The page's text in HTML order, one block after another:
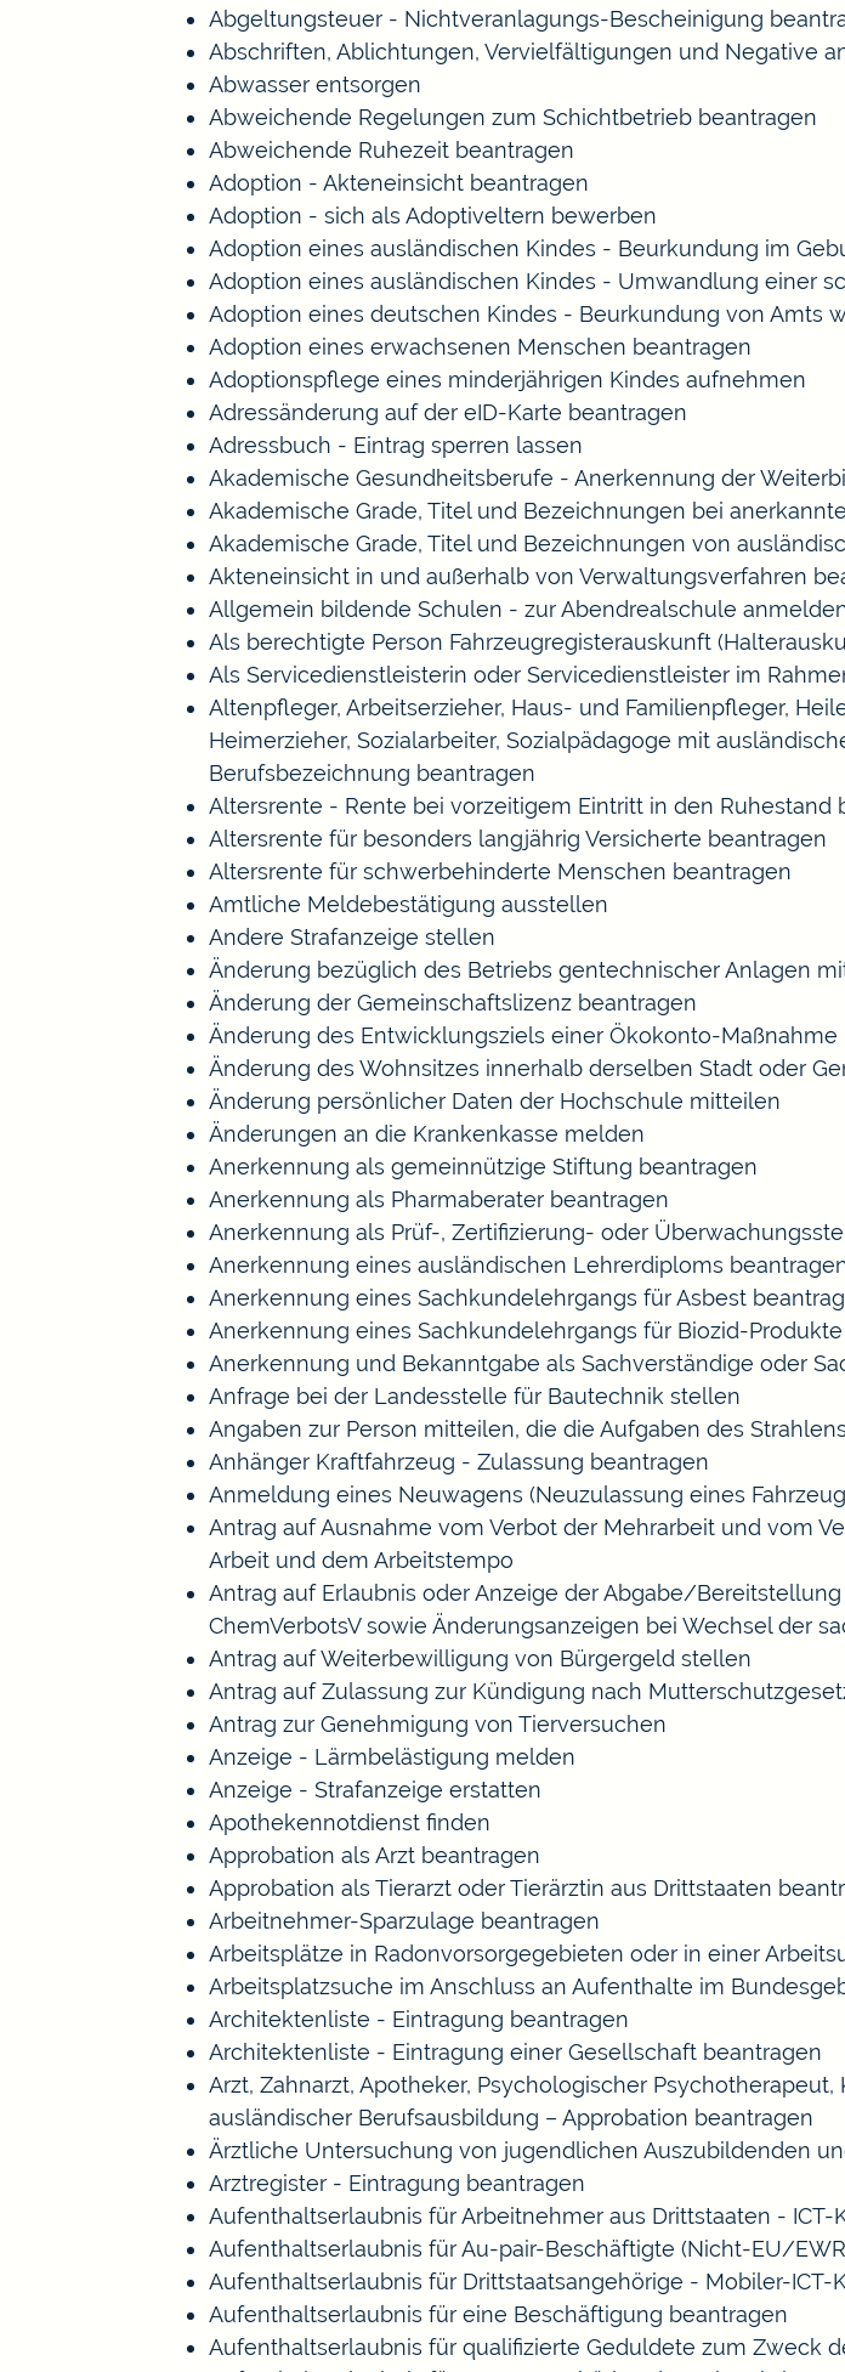
Abgeltungsteuer - Nichtveranlagungs-Bescheinigung
Abschriften, Ablichtungen, Vervielfältigungen und Negative
Abwasser entsorgen
Abweichende Regelungen zum Schichtbetrieb beantragen
Abweichende Ruhezeit beantragen
Adoption - Akteneinsicht beantragen
Adoption - sich als Adoptiveltern bewerben
Adoption eines ausländischen Kindes - Beurkundung im
Adoption eines ausländischen Kindes - Umwandlung einer
Adoption eines deutschen Kindes - Beurkundung von Amts
Adoption eines erwachsenen Menschen beantragen
Adoptionspflege eines minderjährigen Kindes aufnehmen
Adressänderung auf der eID-Karte beantragen
Adressbuch - Eintrag sperren lassen
Akademische Gesundheitsberufe - Anerkennung der
Akademische Grade, Titel und Bezeichnungen bei
Akademische Grade, Titel und Bezeichnungen von
Akteneinsicht in und außerhalb von Verwaltungsverfahren
Allgemein bildende Schulen - zur Abendrealschule
Als berechtigte Person Fahrzeugregisterauskunft
Als Servicedienstleisterin oder Servicedienstleister im
Altenpfleger, Arbeitserzieher, Haus- und Familienpfleger,
Heimerzieher, Sozialarbeiter, Sozialpädagoge mit
Berufsbezeichnung beantragen
Altersrente - Rente bei vorzeitigem Eintritt in den Ruhestand
Altersrente für besonders langjährig Versicherte beantragen
Altersrente für schwerbehinderte Menschen beantragen
Amtliche Meldebestätigung ausstellen
Andere Strafanzeige stellen
Änderung bezüglich des Betriebs gentechnischer Anlagen
Änderung der Gemeinschaftslizenz beantragen
Änderung des Entwicklungsziels einer Ökokonto-Maßnahme
Änderung des Wohnsitzes innerhalb derselben Stadt oder
Änderung persönlicher Daten der Hochschule mitteilen
Änderungen an die Krankenkasse melden
Anerkennung als gemeinnützige Stiftung beantragen
Anerkennung als Pharmaberater beantragen
Anerkennung als Prüf-, Zertifizierung- oder
Anerkennung eines ausländischen Lehrerdiploms
Anerkennung eines Sachkundelehrgangs für Asbest
Anerkennung eines Sachkundelehrgangs für Biozid-
Anerkennung und Bekanntgabe als Sachverständige oder
Anfrage bei der Landesstelle für Bautechnik stellen
Angaben zur Person mitteilen, die die Aufgaben des
Anhänger Kraftfahrzeug - Zulassung beantragen
Anmeldung eines Neuwagens (Neuzulassung eines
Antrag auf Ausnahme vom Verbot der Mehrarbeit und vom
Arbeit und dem Arbeitstempo
Antrag auf Erlaubnis oder Anzeige der Abgabe/
ChemVerbotsV sowie Änderungsanzeigen bei Wechsel der
Antrag auf Weiterbewilligung von Bürgergeld stellen
Antrag auf Zulassung zur Kündigung nach
Antrag zur Genehmigung von Tierversuchen
Anzeige - Lärmbelästigung melden
Anzeige - Strafanzeige erstatten
Apothekennotdienst finden
Approbation als Arzt beantragen
Approbation als Tierarzt oder Tierärztin aus Drittstaaten
Arbeitnehmer-Sparzulage beantragen
Arbeitsplätze in Radonvorsorgegebieten oder in einer
Arbeitsplatzsuche im Anschluss an Aufenthalte im
Architektenliste - Eintragung beantragen
Architektenliste - Eintragung einer Gesellschaft beantragen
Arzt, Zahnarzt, Apotheker, Psychologischer
ausländischer Berufsausbildung – Approbation beantragen
Ärztliche Untersuchung von jugendlichen Auszubildenden
Arztregister - Eintragung beantragen
Aufenthaltserlaubnis für Arbeitnehmer aus Drittstaaten - ICT-
Aufenthaltserlaubnis für Au-pair-Beschäftigte (Nicht-EU/
Aufenthaltserlaubnis für Drittstaatsangehörige - Mobiler-ICT-
Aufenthaltserlaubnis für eine Beschäftigung beantragen
Aufenthaltserlaubnis für qualifizierte Geduldete zum Zweck